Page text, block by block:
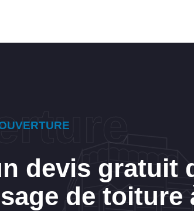
devis gratuit
de toiture